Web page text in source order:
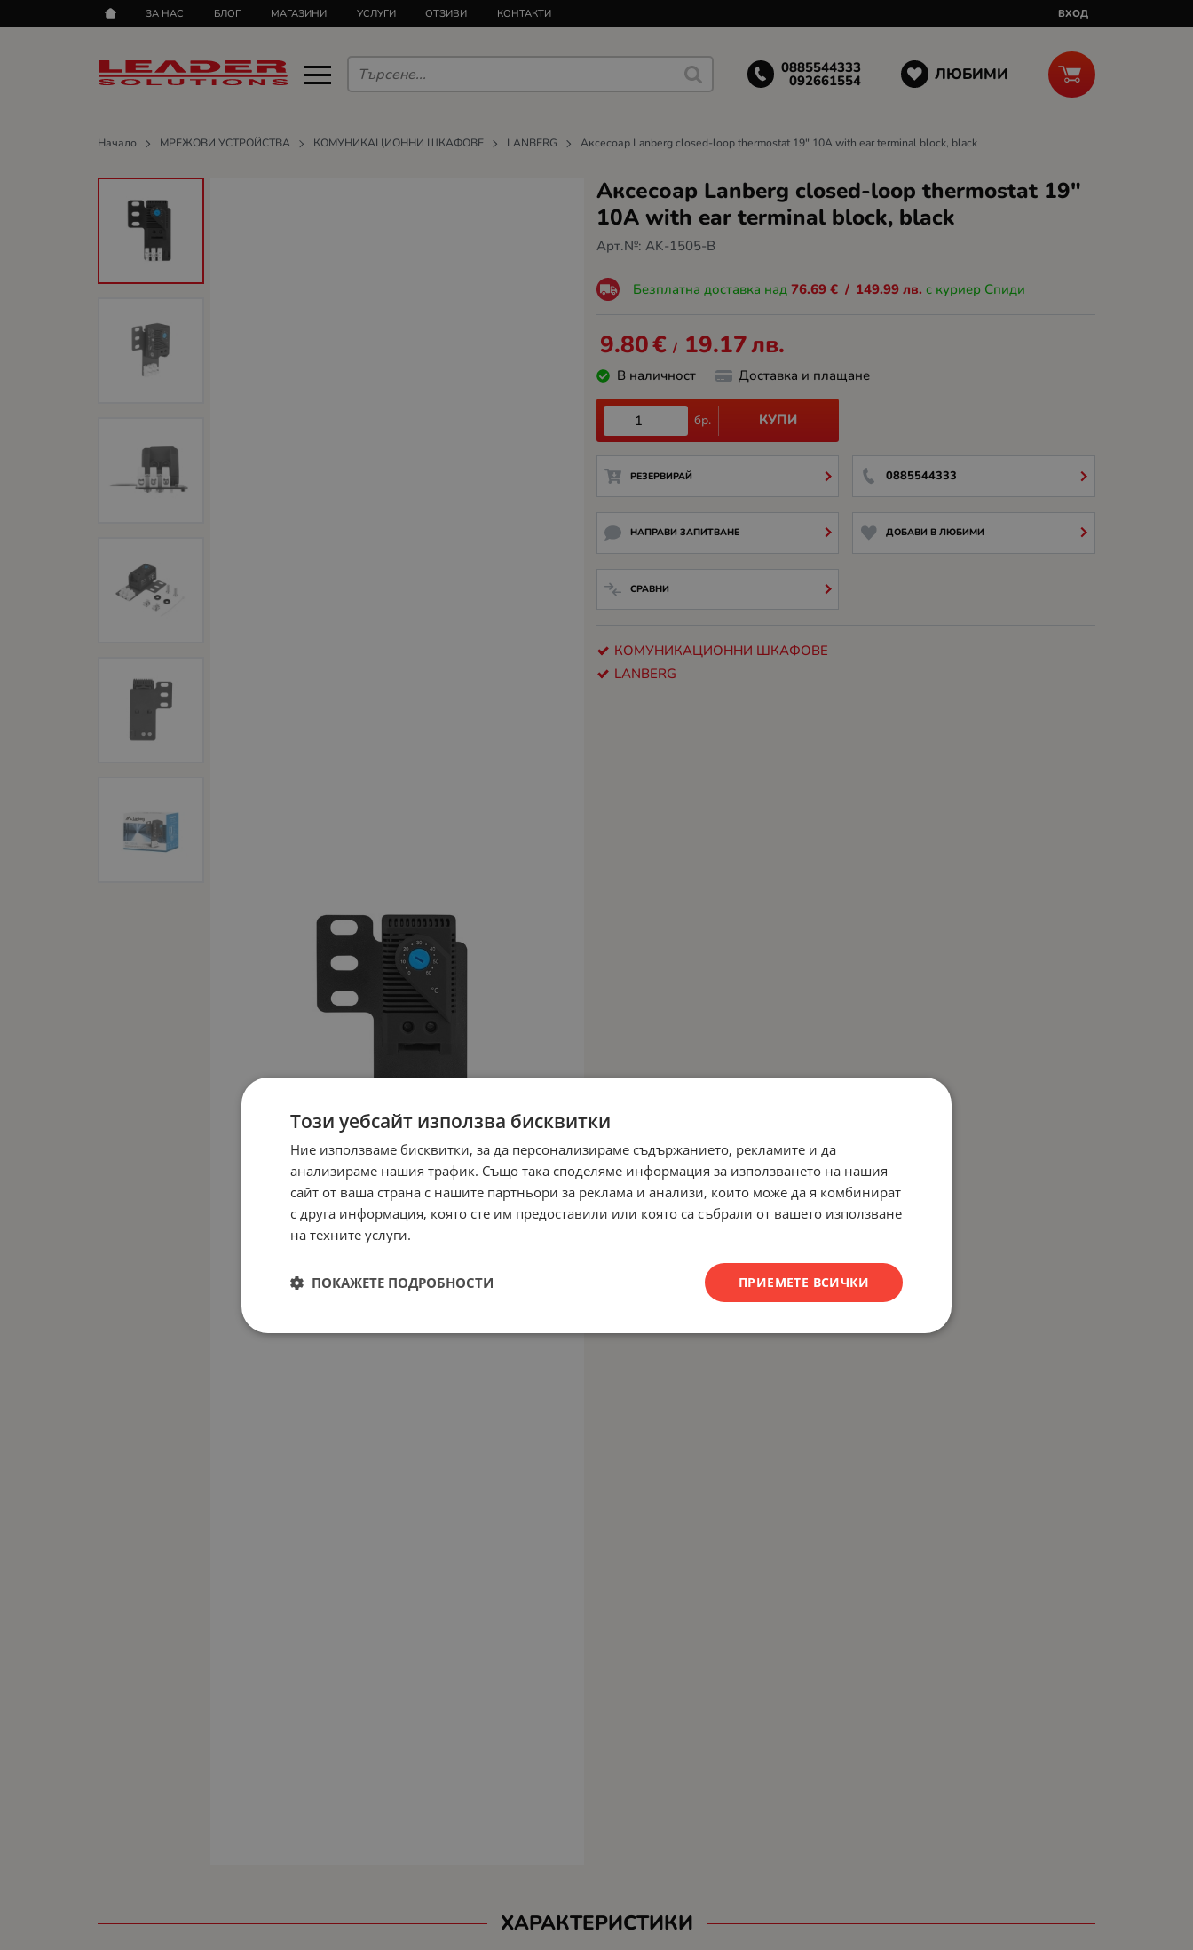
ЗА НАС БЛОГ МАГАЗИНИ УСЛУГИ ОТЗИВИ КОНТАКТИ ВХОД
0885544333
092661554 ЛЮБИМИ
Начало МРЕЖОВИ УСТРОЙСТВА КОМУНИКАЦИОННИ ШКАФОВЕ LANBERG Аксесоар Lanberg closed-loop thermostat 19" 10A with ear terminal block, black
Аксесоар Lanberg closed-loop thermostat 19"
10A with ear terminal block, black
Арт.№: AK-1505-B
Безплатна доставка над76.69 € / 149.99 лв. с куриер Спиди
9.80€ / 19.17лв.
В наличност Доставка и плащане
бр. КУПИ
РЕЗЕРВИРАЙ 0885544333
НАПРАВИ ЗАПИТВАНЕ ДОБАВИ В ЛЮБИМИ
СРАВНИ
КОМУНИКАЦИОННИ ШКАФОВЕ
LANBERG
ХАРАКТЕРИСТИКИ
Този уебсайт използва бисквитки
Ние използваме бисквитки, за да персонализираме съдържанието, рекламите и да
анализираме нашия трафик. Също така споделяме информация за използването на нашия
сайт от ваша страна с нашите партньори за реклама и анализи, които може да я комбинират
с друга информация, която сте им предоставили или която са събрали от вашето използване
на техните услуги.
ПРИЕМЕТЕ ВСИЧКИ
ПОКАЖЕТЕ ПОДРОБНОСТИ